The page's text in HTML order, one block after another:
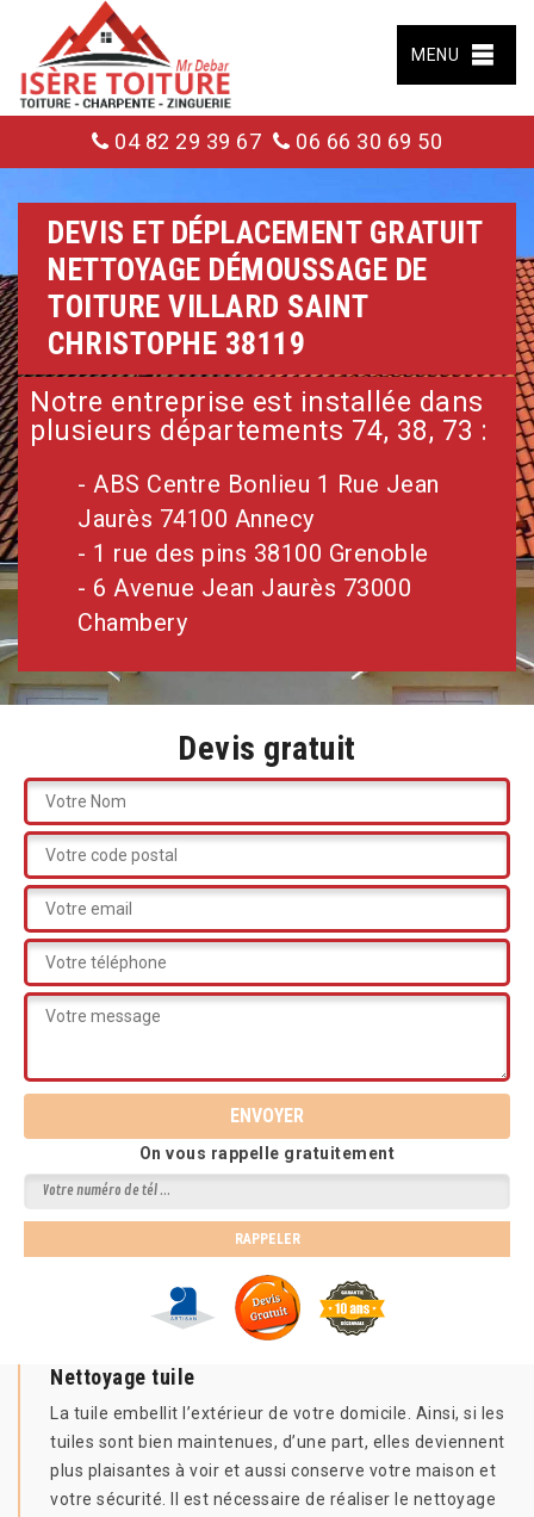
MENU
04 82 29 39 67 06 66 30 69 50
DEVIS ET DÉPLACEMENT GRATUIT
NETTOYAGE DÉMOUSSAGE DE
TOITURE VILLARD SAINT
CHRISTOPHE 38119
Notre entreprise est installée dans
plusieurs départements 74, 38, 73 :
- ABS Centre Bonlieu 1 Rue Jean
Jaurès 74100 Annecy
- 1 rue des pins 38100 Grenoble
- 6 Avenue Jean Jaurès 73000
Chambery
Devis gratuit
On vous rappelle gratuitement
Nettoyage tuile
La tuile embellit l’extérieur de votre domicile. Ainsi, si les
tuiles sont bien maintenues, d’une part, elles deviennent
plus plaisantes à voir et aussi conserve votre maison et
votre sécurité. Il est nécessaire de réaliser le nettoyage